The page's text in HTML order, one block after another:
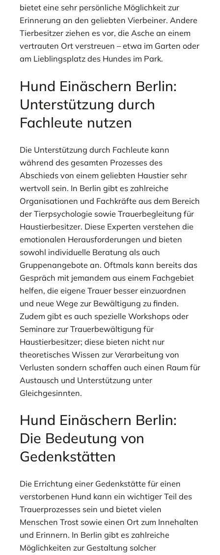
bietet eine sehr persönliche Möglichkeit zur
Erinnerung an den geliebten Vierbeiner. Andere
Tierbesitzer ziehen es vor, die Asche an einem
vertrauten Ort verstreuen – etwa im Garten oder
am Lieblingsplatz des Hundes im Park.
Hund Einäschern Berlin:
Unterstützung durch
Fachleute nutzen
Die Unterstützung durch Fachleute kann
während des gesamten Prozesses des
Abschieds von einem geliebten Haustier sehr
wertvoll sein. In Berlin gibt es zahlreiche
Organisationen und Fachkräfte aus dem Bereich
der Tierpsychologie sowie Trauerbegleitung für
Haustierbesitzer. Diese Experten verstehen die
emotionalen Herausforderungen und bieten
sowohl individuelle Beratung als auch
Gruppenangebote an. Oftmals kann bereits das
Gespräch mit jemandem aus einem Fachgebiet
helfen, die eigene Trauer besser einzuordnen
und neue Wege zur Bewältigung zu finden.
Zudem gibt es auch spezielle Workshops oder
Seminare zur Trauerbewältigung für
Haustierbesitzer; diese bieten nicht nur
theoretisches Wissen zur Verarbeitung von
Verlusten sondern schaffen auch einen Raum für
Austausch und Unterstützung unter
Gleichgesinnten.
Hund Einäschern Berlin:
Die Bedeutung von
Gedenkstätten
Die Errichtung einer Gedenkstätte für einen
verstorbenen Hund kann ein wichtiger Teil des
Trauerprozesses sein und bietet vielen
Menschen Trost sowie einen Ort zum Innehalten
und Erinnern. In Berlin gibt es zahlreiche
Möglichkeiten zur Gestaltung solcher